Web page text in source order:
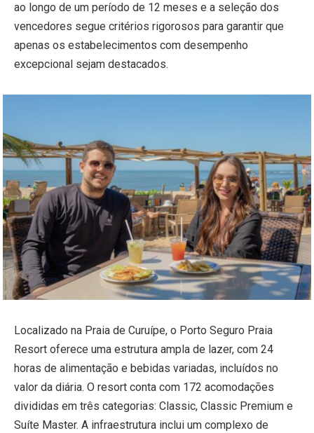
ao longo de um período de 12 meses e a seleção dos
vencedores segue critérios rigorosos para garantir que
apenas os estabelecimentos com desempenho
excepcional sejam destacados.
Localizado na Praia de Curuípe, o Porto Seguro Praia
Resort oferece uma estrutura ampla de lazer, com 24
horas de alimentação e bebidas variadas, incluídos no
valor da diária. O resort conta com 172 acomodações
divididas em três categorias: Classic, Classic Premium e
Suíte Master. A infraestrutura inclui um complexo de